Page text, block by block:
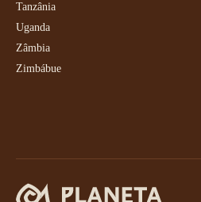
Tanzânia
Uganda
Zâmbia
Zimbábue